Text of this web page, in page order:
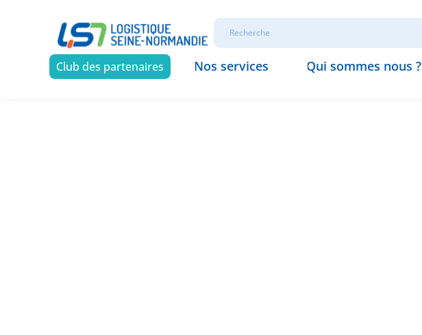
Club des partenaires Nos services Qui sommes nous ?